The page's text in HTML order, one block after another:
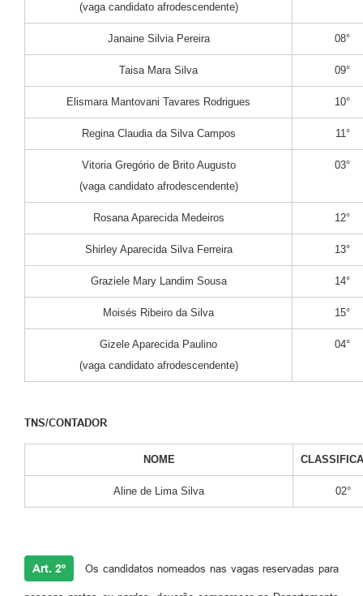
(vaga candidato afrodescendente)
Janaine Silvia Pereira 08°
Taisa Mara Silva 09°
Elismara Mantovani Tavares Rodrigues 10°
Regina Claudia da Silva Campos 11°
Vitoria Gregório de Brito Augusto
(vaga candidato afrodescendente)
03°
Rosana Aparecida Medeiros 12°
Shirley Aparecida Silva Ferreira 13°
Graziele Mary Landim Sousa 14°
Moisés Ribeiro da Silva 15°
Gizele Aparecida Paulino
(vaga candidato afrodescendente)
04°
TNS/CONTADOR
NOME
Aline de Lima Silva 02°
Art. 2º Os candidatos nomeados nas vagas reservadas para